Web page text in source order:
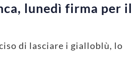
lunedì firma per il
di lasciare i gialloblù, lo